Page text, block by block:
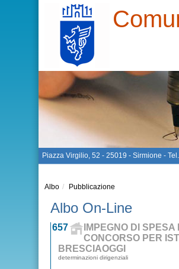
Piazza Virgilio, 52 - 25019 - Sirmione -
Albo Pubblicazione
Albo On-Line
657
IMPEGNO DI
CONCORSO PER
BRESCIAOGGI
determinazioni dirigenziali